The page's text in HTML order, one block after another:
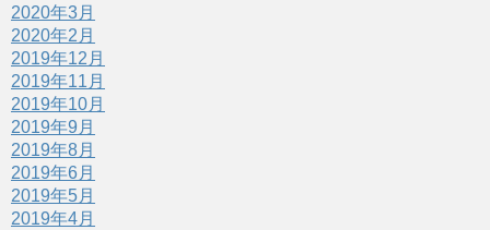
2020年3月
2020年2月
2019年12月
2019年11月
2019年10月
2019年9月
2019年8月
2019年6月
2019年5月
2019年4月